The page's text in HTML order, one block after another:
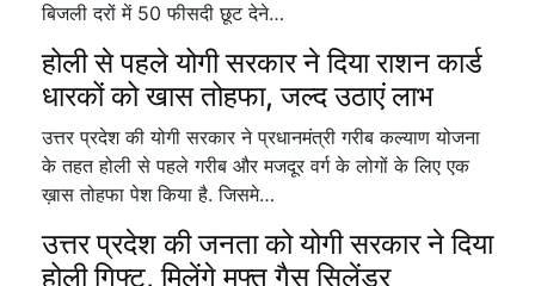
बिजली दरों में 50 फीसदी छूट देने…
होली से पहले योगी सरकार ने दिया राशन कार्ड
धारकों को खास तोहफा, जल्द उठाएं लाभ
उत्तर प्रदेश की योगी सरकार ने प्रधानमंत्री गरीब कल्याण योजना
के तहत होली से पहले गरीब और मजदूर वर्ग के लोगों के लिए एक
ख़ास तोहफा पेश किया है. जिसमे…
उत्तर प्रदेश की जनता को योगी सरकार ने दिया
होली गिफ्ट, मिलेंगे मुफ्त गैस सिलेंडर